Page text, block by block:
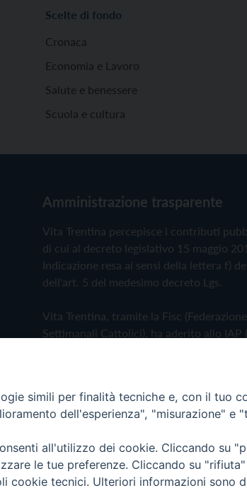
Scelte di fondo
Cronaca
Economia e Lavoro
Salute e benessere
Scuola e cultura
Amministrazione trasparente
Vita Trentina percepisce i contributi
di cui al decreto legislativo 15 maggio
Indicazione resa ai sensi della lettera f)
dell'art. 5 del medesimo decreto Lgs.
Vita Trentina, tramite la Fisc
Settimanali Cattolici), ha aderito allo IAP
Privacy Policy Cookie Policy
Trentina Editrice
simili per finalità tecniche e, con il tuo
dell'esperienza", "misurazione" e
all'utilizzo dei cookie. Cliccando su
le tue preferenze. Cliccando su
cookie tecnici. Ulteriori informazioni sono